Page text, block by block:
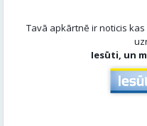
Tavā apkārtnē ir noticis
Iesūti, un